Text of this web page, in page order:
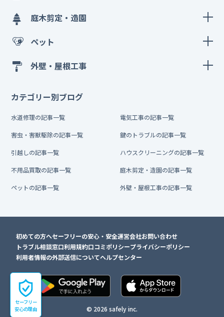
セーフリー
安心の理由
庭木剪定・造園
ペット
外壁・屋根工事
カテゴリー別ブログ
水道修理の記事一覧 電気工事の記事一覧
害虫・害獣駆除の記事一覧 鍵のトラブルの記事一覧
引越しの記事一覧 ハウスクリーニングの記事一覧
不用品買取の記事一覧 庭木剪定・造園の記事一覧
ペットの記事一覧 外壁・屋根工事の記事一覧
初めての方へセーフリーの安心・安全運営会社お問い合わせ
トラブル相談窓口利用規約口コミポリシープライバシーポリシー
利用者情報の外部送信についてヘルプセンター
© 2026 safely inc.